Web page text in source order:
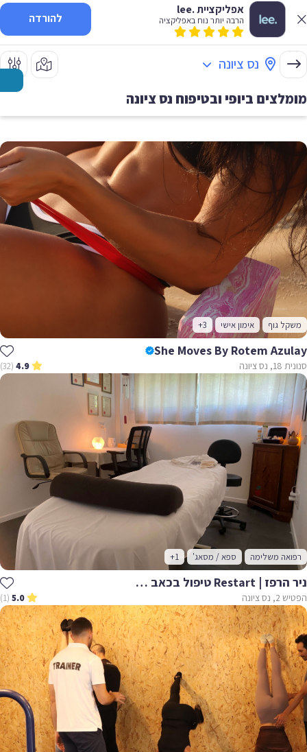
אפליקציית .lee
הרבה יותר נוח באפליקציה להורדה
נס ציונה
מומלצים ביופי ובטיפוח נס ציונה
משקל גוף אימון אישי +3
She Moves By Rotem Azulay
סנונית 18, נס ציונה 4.9
(32)
רפואה משלימה ספא / מסאג' +1
ניר הרפז | Restart טיפול בכאב - עיסוי רפואי וארומתרפיה
הפטיש 2, נס ציונה 5.0
(1)